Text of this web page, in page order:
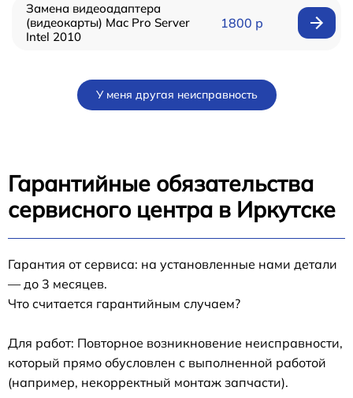
Замена видеоадаптера
(видеокарты) Mac Pro Server
Intel 2010
1800 р
У меня другая неисправность
Гарантийные обязательства
сервисного центра в Иркутске
Гарантия от сервиса: на установленные нами детали
— до 3 месяцев.
Что считается гарантийным случаем?
Для работ: Повторное возникновение неисправности,
который прямо обусловлен с выполненной работой
(например, некорректный монтаж запчасти).